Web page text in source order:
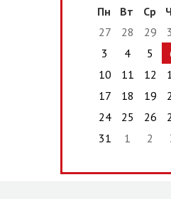
Пн
Вт Ср
27
28 29
3
4 5
10
11 12
17
18 19
24
25 26
31
1 2